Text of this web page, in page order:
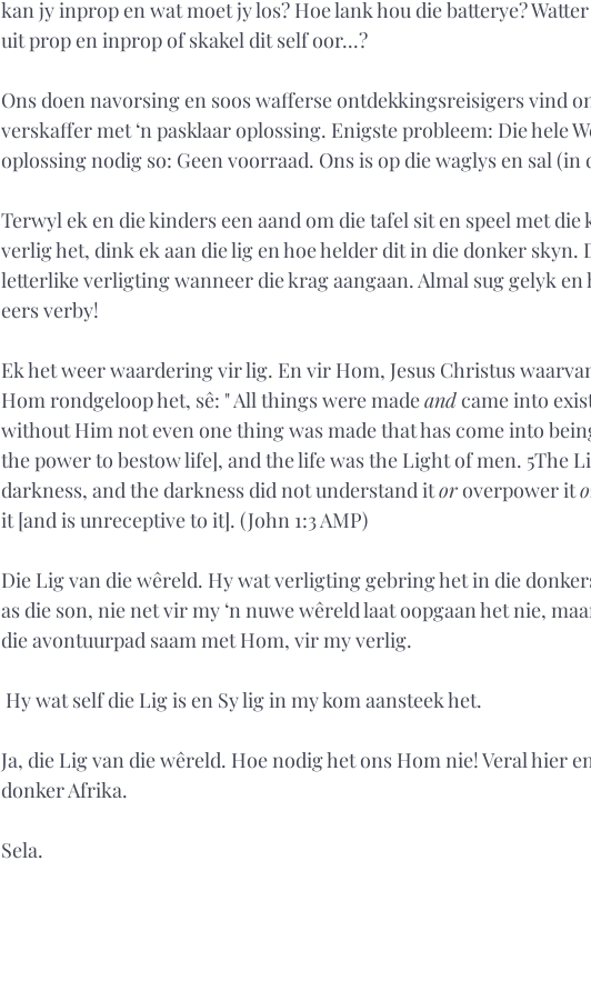
kan jy inprop en wat moet jy los? Hoe lank hou die batterye?
uit prop en inprop of skakel dit self oor...?
Ons doen navorsing en soos wafferse ontdekkingsreisigers vind
verskaffer met ‘n pasklaar oplossing. Enigste probleem: Die hele
oplossing nodig so: Geen voorraad. Ons is op die waglys en sal (in
Terwyl ek en die kinders een aand om die tafel sit en speel met die
verlig het, dink ek aan die lig en hoe helder dit in die donker skyn.
letterlike verligting wanneer die krag aangaan. Almal sug gelyk
eers verby!
Ek het weer waardering vir lig. En vir Hom, Jesus Christus
Hom rondgeloop het, sê: " All things were made and came into
without Him not even one thing was made that has come into
the power to bestow life], and the life was the Light of men. 5The
darkness, and the darkness did not understand it or overpower it
it [and is unreceptive to it]. (John 1:3 AMP)
Die Lig van die wêreld. Hy wat verligting gebring het in die
as die son, nie net vir my ‘n nuwe wêreld laat oopgaan het nie,
die avontuurpad saam met Hom, vir my verlig.
Hy wat self die Lig is en Sy lig in my kom aansteek het.
Ja, die Lig van die wêreld. Hoe nodig het ons Hom nie! Veral hier
donker Afrika.
Sela.